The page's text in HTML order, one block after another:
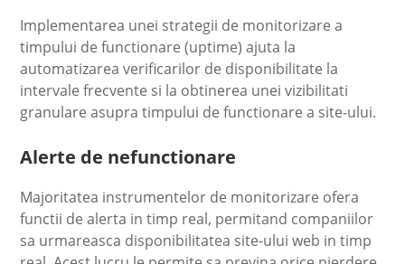
Implementarea unei strategii de monitorizare a
timpului de functionare (uptime) ajuta la
automatizarea verificarilor de disponibilitate la
intervale frecvente si la obtinerea unei vizibilitati
granulare asupra timpului de functionare a site-ului.
Alerte de nefunctionare
Majoritatea instrumentelor de monitorizare ofera
functii de alerta in timp real, permitand companiilor
sa urmareasca disponibilitatea site-ului web in timp